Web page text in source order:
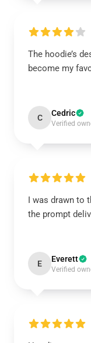
The hoodie’s
become my
C Cedric
Verified
I was drawn to
the prompt
E Everett
Verified